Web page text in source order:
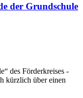
der Grundschule
des Förderkreises -
kürzlich über einen